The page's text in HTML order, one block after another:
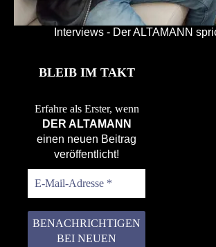
Interviews - Der ALTAMANN
BLEIB IM TAKT
Erfahre als Erster, wenn
DER ALTAMANN
einen neuen Beitrag
veröffentlicht!